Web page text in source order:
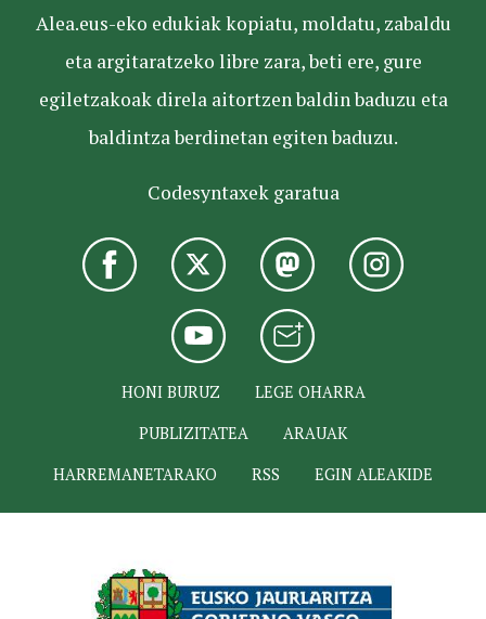
Alea.eus-eko edukiak kopiatu, moldatu, zabaldu
eta argitaratzeko libre zara, beti ere, gure
egiletzakoak direla aitortzen baldin baduzu eta
baldintza berdinetan egiten baduzu.
Codesyntaxek garatua
HONI BURUZ
LEGE OHARRA
PUBLIZITATEA
ARAUAK
HARREMANETARAKO
RSS EGIN ALEAKIDE